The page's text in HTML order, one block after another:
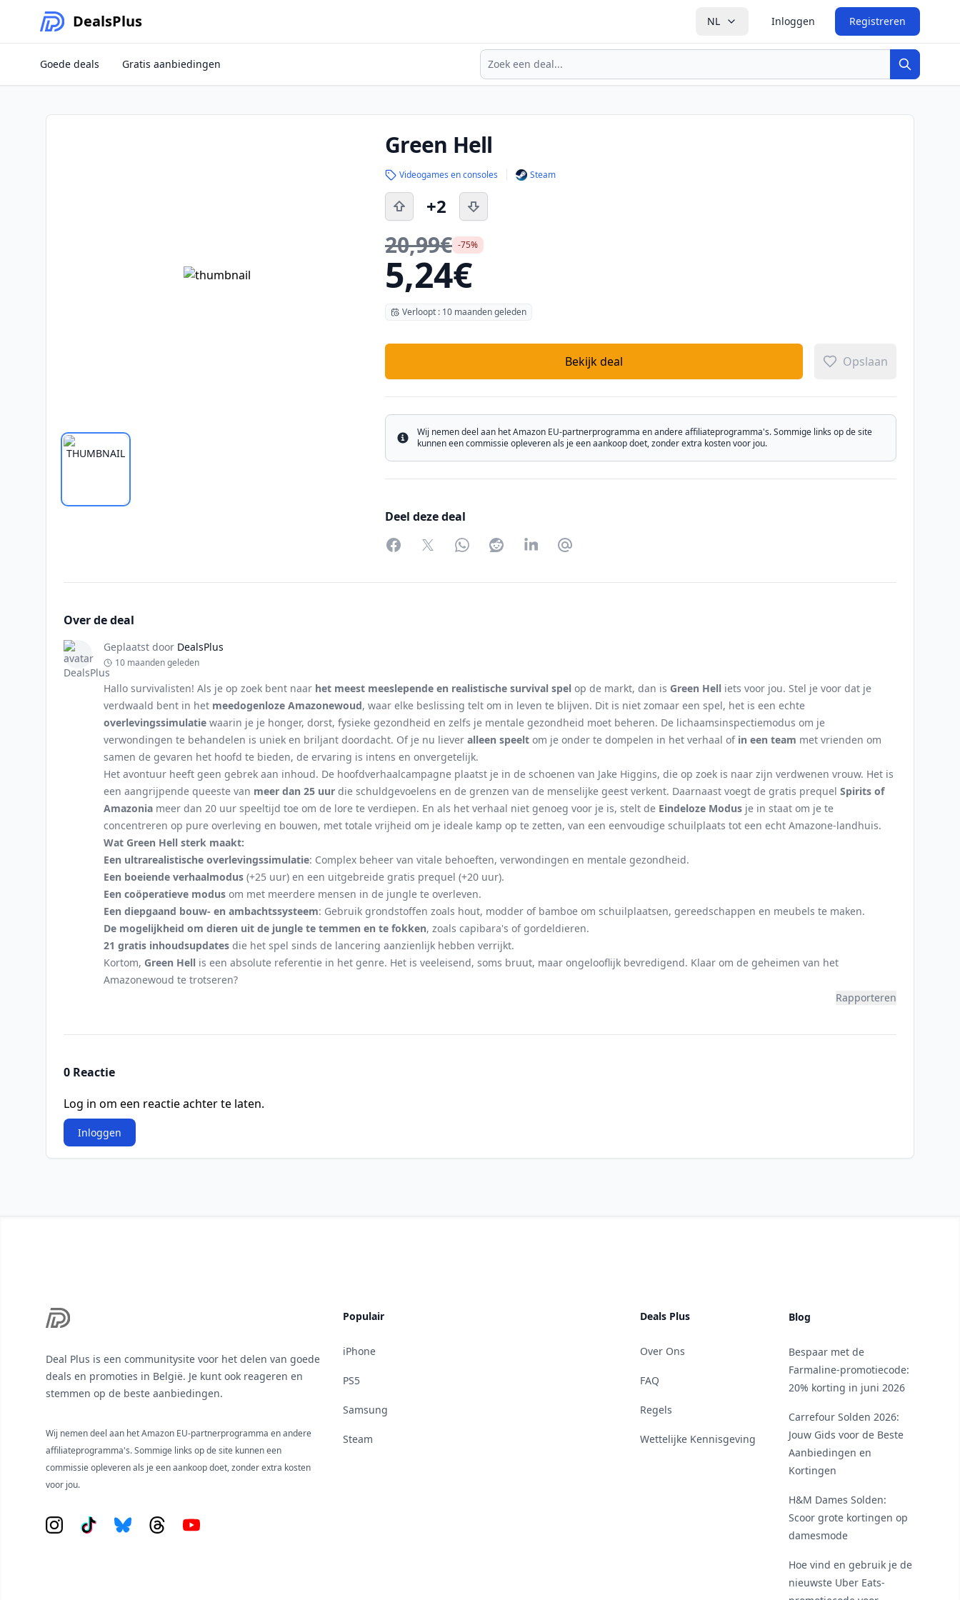
DealsPlus NL Inloggen Registreren
Zoeken
Zoeken
Goede deals Gratis aanbiedingen
Green Hell
Videogames en consoles Steam
+2
20,99€ -75%
5,24€
Verloopt : 10 maanden geleden
Bekijk deal Opslaan
Info
Wij nemen deel aan het Amazon EU-partnerprogramma en andere affiliateprogramma's. Sommige links op de site
kunnen een commissie opleveren als je een aankoop doet, zonder extra kosten voor jou.
Deel deze deal
FacebookTwitterWhatsAppRedditLinkedInPartager par Email
Over de deal
Geplaatst door DealsPlus
10 maanden geleden
Hallo survivalisten! Als je op zoek bent naar het meest meeslepende en realistische survival spel op de markt, dan is Green Hell iets voor jou. Stel je voor dat je
verdwaald bent in het meedogenloze Amazonewoud, waar elke beslissing telt om in leven te blijven. Dit is niet zomaar een spel, het is een echte
overlevingssimulatie waarin je je honger, dorst, fysieke gezondheid en zelfs je mentale gezondheid moet beheren. De lichaamsinspectiemodus om je
verwondingen te behandelen is uniek en briljant doordacht. Of je nu liever alleen speelt om je onder te dompelen in het verhaal of in een team met vrienden om
samen de gevaren het hoofd te bieden, de ervaring is intens en onvergetelijk.
Het avontuur heeft geen gebrek aan inhoud. De hoofdverhaalcampagne plaatst je in de schoenen van Jake Higgins, die op zoek is naar zijn verdwenen vrouw. Het is
een aangrijpende queeste van meer dan 25 uur die schuldgevoelens en de grenzen van de menselijke geest verkent. Daarnaast voegt de gratis prequel Spirits of
Amazonia meer dan 20 uur speeltijd toe om de lore te verdiepen. En als het verhaal niet genoeg voor je is, stelt de Eindeloze Modus je in staat om je te
concentreren op pure overleving en bouwen, met totale vrijheid om je ideale kamp op te zetten, van een eenvoudige schuilplaats tot een echt Amazone-landhuis.
Wat Green Hell sterk maakt:
Een ultrarealistische overlevingssimulatie: Complex beheer van vitale behoeften, verwondingen en mentale gezondheid.
Een boeiende verhaalmodus (+25 uur) en een uitgebreide gratis prequel (+20 uur).
Een coöperatieve modus om met meerdere mensen in de jungle te overleven.
Een diepgaand bouw- en ambachtssysteem: Gebruik grondstoffen zoals hout, modder of bamboe om schuilplaatsen, gereedschappen en meubels te maken.
De mogelijkheid om dieren uit de jungle te temmen en te fokken, zoals capibara's of gordeldieren.
21 gratis inhoudsupdates die het spel sinds de lancering aanzienlijk hebben verrijkt.
Kortom, Green Hell is een absolute referentie in het genre. Het is veeleisend, soms bruut, maar ongelooflijk bevredigend. Klaar om de geheimen van het
Amazonewoud te trotseren?
Rapporteren
0 Reactie
Log in om een reactie achter te laten.
Inloggen
Deal Plus is een communitysite voor het delen van goede
deals en promoties in België. Je kunt ook reageren en
stemmen op de beste aanbiedingen.
Wij nemen deel aan het Amazon EU-partnerprogramma en andere
affiliateprogramma's. Sommige links op de site kunnen een
commissie opleveren als je een aankoop doet, zonder extra kosten
voor jou.
Instagram
Tiktok BlueskyThreadsYouTube
Populair
iPhone
PS5
Samsung
Steam
Deals Plus
Over Ons
FAQ
Regels
Wettelijke Kennisgeving
Blog
Bespaar met de
Farmaline-promotiecode:
20% korting in juni 2026
Carrefour Solden 2026:
Jouw Gids voor de Beste
Aanbiedingen en
Kortingen
H&M Dames Solden:
Scoor grote kortingen op
damesmode
Hoe vind en gebruik je de
nieuwste Uber Eats-